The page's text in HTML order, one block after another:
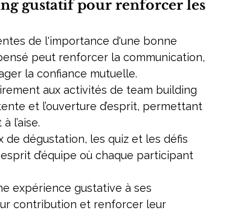
gustatif pour renforcer les
de l'importance d'une bonne
peut renforcer la communication,
la confiance mutuelle.
aux activités de team building
et l’ouverture d’esprit, permettant
l’aise.
de dégustation, les quiz et les défis
d’équipe où chaque participant
expérience gustative à ses
contribution et renforcer leur